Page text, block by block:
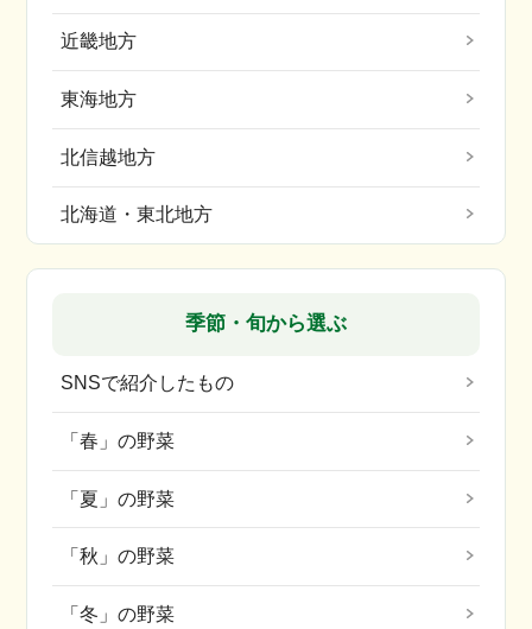
近畿地方
東海地方
北信越地方
北海道・東北地方
季節・旬から選ぶ
SNSで紹介したもの
「春」の野菜
「夏」の野菜
「秋」の野菜
「冬」の野菜